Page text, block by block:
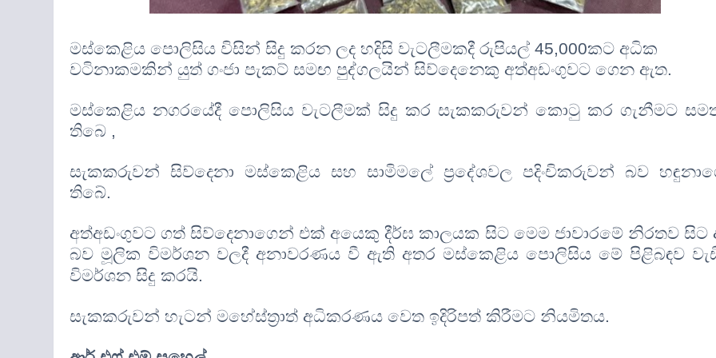
මස්කෙළිය පොලිසිය විසින් සිදු කරන ලද හදිසි වැටලීමකදී රුපියල් 45,000කට අධික
වටිනාකමකින් යුත් ගංජා පැකට් සමඟ පුද්ගලයින් සිව්දෙනෙකු අත්අඩංගුවට ගෙන ඇත.
​මස්කෙළිය නගරයේදී පොලිසිය වැටලීමක් සිදු කර සැකකරුවන් කොටු කර ගැනීමට
තිබෙ ,
සැකකරුවන් සිව්දෙනා මස්කෙළිය සහ සාමිමලේ ප්‍රදේශවල පදිංචිකරුවන් බව
තිබේ.
​අත්අඩංගුවට ගත් සිව්දෙනාගෙන් එක් අයෙකු දීර්ඝ කාලයක සිට මෙම ජාවාරමේ නිරතව සිට
බව මූලික විමර්ශන වලදී අනාවරණය වී ඇති අතර මස්කෙළිය පොලිසිය මේ පිළිබඳව
විමර්ශන සිදු කරයි.
සැකකරුවන් හැටන් මහේස්ත්‍රාත් අධිකරණය වෙත ඉදිරිපත් කිරීමට නියමිතය.